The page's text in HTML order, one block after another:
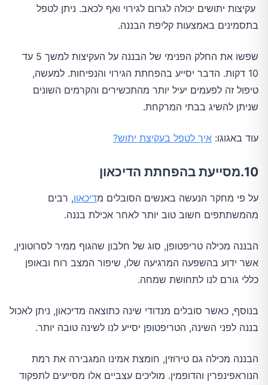
עקיצות יתושים יכולה לגרום לגירוי ואף לכאב. ניתן לטפל
בתסמינים באמצעות קליפת הבננה.
שפשו את החלק הפנימי של הבננה על העקיצות למשך 5 עד
10 דקות. הדבר יסייע בהפחתת הגירוי והנפיחות. למעשה,
טיפול זה לפעמים יעיל יותר מהתכשירים והקרמים השונים
שניתן להשיג בבתי המרקחת.
עוד באגוגו: איך לטפל בעקיצת יתוש?
10.מסייעת בהפחתת הדיכאון
על פי מחקר הנעשה באנשים הסובלים מדיכאון, רבים
מהמשתתפים חשוב טוב יותר לאחר אכילת בננה.
הבננה מכילה טריפטופן, סוג של חלבון שהגוף ממיר לסרוטונין,
אשר ידוע בהשפעה המרגיעה שלו, שיפור המצב רוח ובאופן
כללי גורם לנו לתחושת שמחה.
בנוסף, כאשר סובלים מנדודי שינה כתוצאה מדיכאון, ניתן לאכול
בננה לפני השינה, הטריפטופן יסייע לנו לשינה טובה יותר.
הבננה מכילה גם טירוזין, חומצת אמינו המגבירה את רמת
הנוראפינפרין והדופמין. מוליכים עצביים אלו מסייעים לתפקוד